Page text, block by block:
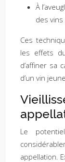
À
des
Ces
les effets
d’affiner sa
d’un vin
Le
appellation.